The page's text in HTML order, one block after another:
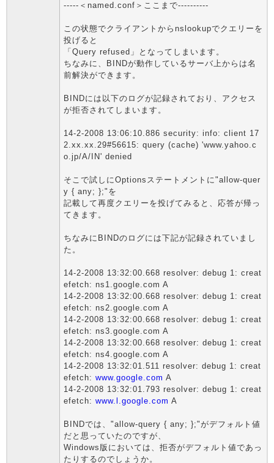
-----＜named.conf＞ここまで----------
この状態でクライアントからnslookupでクエリーを
投げると
「Query refused」となってしまいます。
ちなみに、BINDが動作しているサーバ上からは名
前解決ができます。
BINDには以下のログが記録されており、アクセス
が拒否されてしまいます。
14-2-2008 13:06:10.886 security: info: client 17
2.xx.xx.29#56615: query (cache) 'www.yahoo.c
o.jp/A/IN' denied
そこで試しにOptionsステートメントに"allow-quer
y { any; };"を
記載して再度クエリーを投げてみると、応答が帰っ
てきます。
ちなみにBINDのログには下記が記録されていまし
た。
14-2-2008 13:32:00.668 resolver: debug 1: creat
efetch: ns1.google.com A
14-2-2008 13:32:00.668 resolver: debug 1: creat
efetch: ns2.google.com A
14-2-2008 13:32:00.668 resolver: debug 1: creat
efetch: ns3.google.com A
14-2-2008 13:32:00.668 resolver: debug 1: creat
efetch: ns4.google.com A
14-2-2008 13:32:01.511 resolver: debug 1: creat
efetch: www.google.com A
14-2-2008 13:32:01.793 resolver: debug 1: creat
efetch: www.l.google.com A
BINDでは、"allow-query { any; };"がデフォルト値
だと思っていたのですが、
Windows版においては、拒否がデフォルト値であっ
たりするのでしょうか。